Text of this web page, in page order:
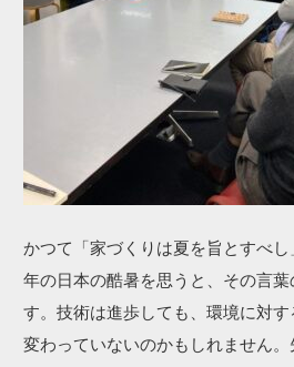
かつて​「家づくりは​夏を​旨と​すべ
年の​日本の​酷暑を​思うと、​その​言
す。​技術は​進歩しても、​環境に​対
変わっていないのかもしれません